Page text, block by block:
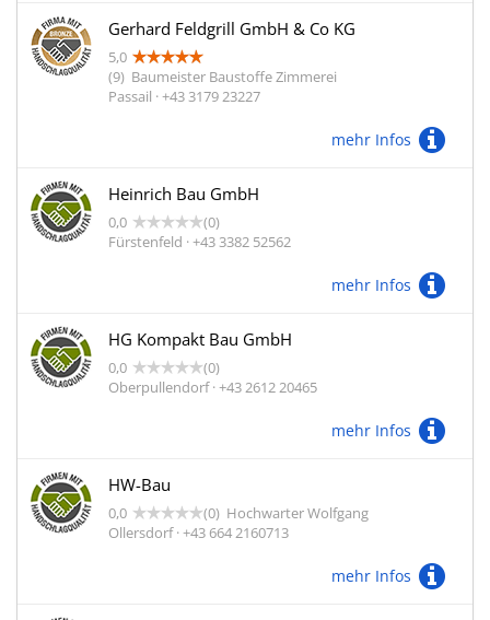
Gerhard Feldgrill GmbH & Co KG
5,0
(9) Baumeister Baustoffe Zimmerei
Passail · +43 3179 23227
mehr Infos
Heinrich Bau GmbH
0,0
(0)
Fürstenfeld · +43 3382 52562
mehr Infos
HG Kompakt Bau GmbH
0,0
(0)
Oberpullendorf · +43 2612 20465
mehr Infos
HW-Bau
0,0 (0) Hochwarter Wolfgang
Ollersdorf · +43 664 2160713
mehr Infos